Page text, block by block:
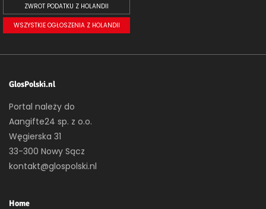
ZWROT PODATKU Z HOLANDII
WSZYSTKIE OGŁOSZENIA Z HOLANDII
GlosPolski.nl
Portal należy do
Aangifte24 sp. z o.o.
Węgierska 31
33-300 Nowy Sącz
kontakt@glospolski.nl
Home